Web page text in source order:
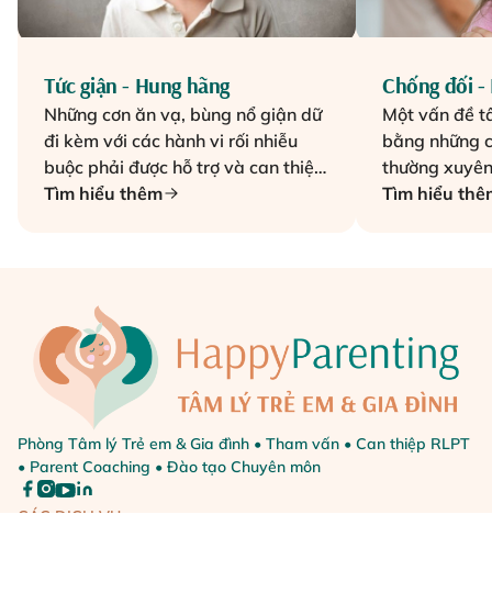
Tức giận - Hung hãng
Những cơn ăn vạ, bùng nổ giận dữ
đi kèm với các hành vi rối nhiễu
buộc phải được hỗ trợ và can thiệp
từ người lớn.
Tìm hiểu thêm
Chống đối -
Một vấn đề
bằng những
thường
hung hăng
Tìm hiểu
Phòng Tâm lý Trẻ em & Gia đình • Tham vấn • Can thiệp RLPT
• Parent Coaching • Đào tạo Chuyên môn
CÁC DỊCH VỤ